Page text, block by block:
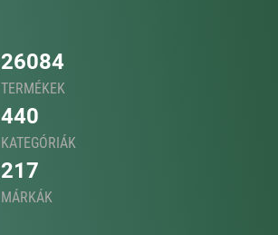
26084
TERMÉKEK
440
KATEGÓRIÁK
217
MÁRKÁK